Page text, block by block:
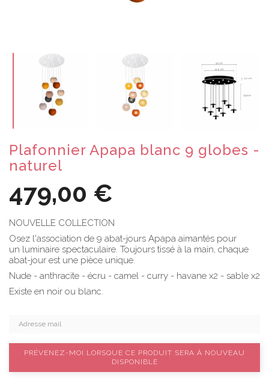
Plafonnier Apapa blanc 9 globes -
naturel
479,00 €
NOUVELLE COLLECTION
Osez l'association de 9 abat-jours Apapa aimantés pour
un luminaire spectaculaire. Toujours tissé à la main, chaque
abat-jour est une pièce unique.
Nude - anthracite - écru - camel - curry - havane x2 - sable x2
Existe en noir ou blanc.
PRÉVENEZ-MOI LORSQUE CE PRODUIT SERA À NOUVEAU
DISPONIBLE